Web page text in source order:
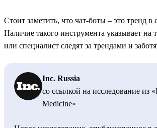
Стоит заметить, что чат-боты – это тренд
Наличие такого инструмента указывает на
или специалист следят за трендами и
Inc. Russia
со ссылкой на исследование из
Medicine»